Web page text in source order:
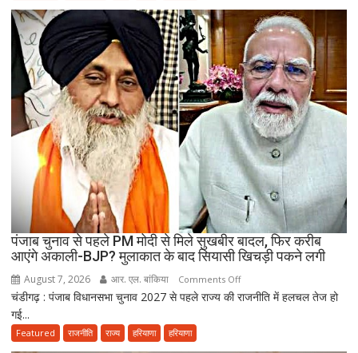
के
हिसाब
से
नहीं,
क़ुरआन
और
सुन्नत
के
मुताबिक़
चलेगा”
उलेमा
पंजाब चुनाव से पहले PM मोदी से मिले सुखबीर बादल, फिर करीब
आएंगे अकाली-BJP? मुलाकात के बाद सियासी खिचड़ी पकने लगी
August 7, 2026 आर. एल. बांकिया Comments Offon
पंजाब
चंडीगढ़ : पंजाब विधानसभा चुनाव 2027 से पहले राज्य की राजनीति में हलचल तेज हो
गई...
Featured राजनीति राज्य हरियाणा हरियाणा